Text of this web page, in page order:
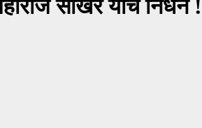
साखरे यांचं निधन !